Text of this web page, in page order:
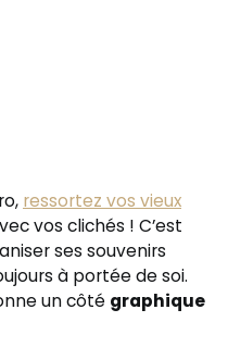
ressortez vos vieux
vos clichés ! C’est
ses souvenirs
à portée de soi.
un côté graphique